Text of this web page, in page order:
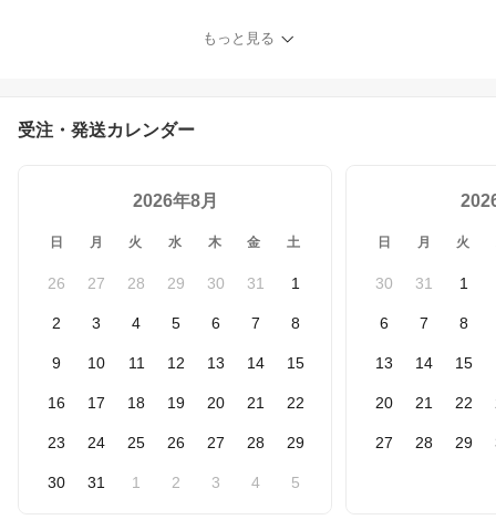
2610B SV シルバー [202
6年モデル]
もっと見る
受注・発送カレンダー
2026年8月
日 月 火 水 木 金 土
26 27 28 29 30 31 1
2 3 4 5 6 7 8
9 10 11 12 13 14 15
16 17 18 19 20 21 22
23 24 25 26 27 28 29
30 31 1 2 3 4 5
日 月 火
30 31 1
6 7 8
13 14 15
20 21 22
27 28 29